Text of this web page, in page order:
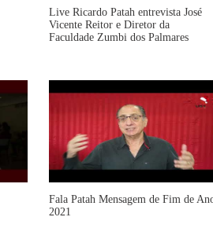
Live Ricardo Patah entrevista José
Vicente Reitor e Diretor da
Faculdade Zumbi dos Palmares
Fala Patah Mensagem de Fim de
2021